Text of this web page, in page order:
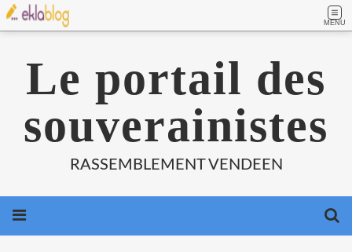
MENU
Le portail des
souverainistes
RASSEMBLEMENT VENDEEN